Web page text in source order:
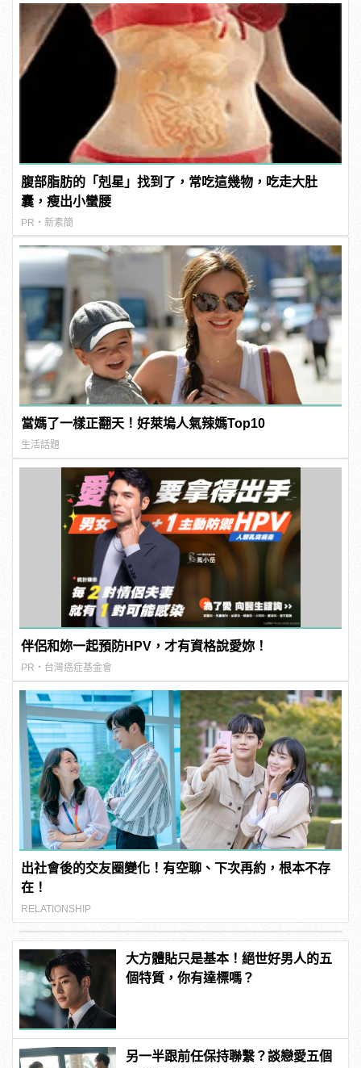
腹部脂肪的「剋星」找到了，常吃這幾物，吃走大肚
囊，瘦出小蠻腰
PR・新素簡
當媽了一樣正翻天！好萊塢人氣辣媽Top10
生活話題
伴侶和妳一起預防HPV，才有資格說愛妳！
PR・台灣癌症基金會
出社會後的交友圈變化！有空聊、下次再約，根本不存
在！
RELATIONSHIP
大方體貼只是基本！絕世好男人的五
個特質，你有達標嗎？
另一半跟前任保持聯繫？談戀愛五個